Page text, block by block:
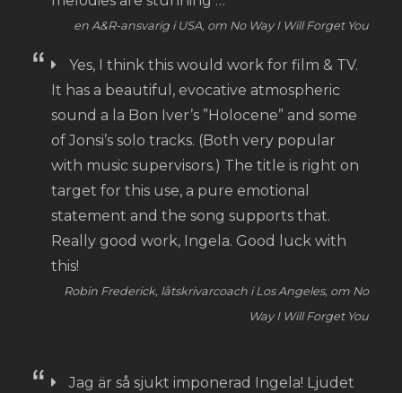
en A&R-ansvarig i USA, om No Way I Will Forget You
Yes, I think this would work for film & TV.
It has a beautiful, evocative atmospheric
sound a la Bon Iver’s ”Holocene” and some
of Jonsi’s solo tracks. (Both very popular
with music supervisors.) The title is right on
target for this use, a pure emotional
statement and the song supports that.
Really good work, Ingela. Good luck with
this!
Robin Frederick, låtskrivarcoach i Los Angeles, om No
Way I Will Forget You
Jag är så sjukt imponerad Ingela! Ljudet